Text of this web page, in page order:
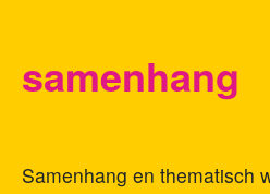
samenhang
Samenhang en thematisch